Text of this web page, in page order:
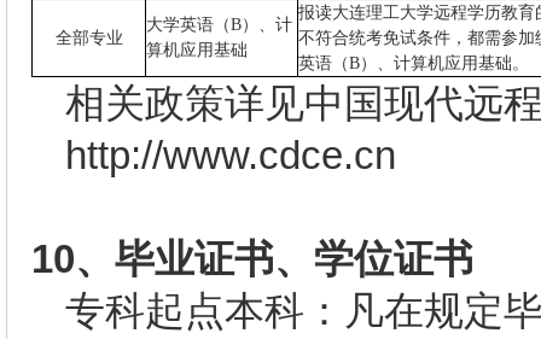
全部专业
大学英语（B）、计
算机应用基础
报读大连理工大学远程学历教
不符合统考免试条件，都需参
英语（B）、计算机应用基础。
相关政策详见中国现代远
http://www.cdce.cn
10、毕业证书、学位证书
专科起点本科：凡在规定